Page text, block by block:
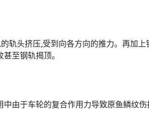
轨头挤压,受到向各方向的推力。再加上
至钢轨揭顶。󠅅󠅃󠄵󠅂󠄪󠇖󠆨󠆨󠇕󠆞󠆒󠅬󠇘󠆭󠆘󠇙󠆝󠅵󠇗󠆭󠆁󠄐󠇗󠅹󠅸󠇖󠆍󠅳󠇖󠅹󠅰󠇖󠆌󠅹
由于车轮的复合作用力导致原鱼鳞纹伤